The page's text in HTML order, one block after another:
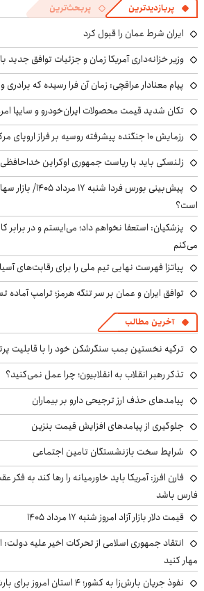
پربازدیدترین پربحث‌ترین
ایران شرط عمان را قبول کرد
وزیر خزانه‌داری آمریکا زمان و جزئیات توافق جدید با
پیام معنادار عراقچی: زمان آن فرا رسیده که برادری
تکان شدید قیمت محصولات ایران‌خودرو و سایپا امروز شنبه ۱۷
رزمایش ۱۰ جنگنده پیشرفته روسیه بر فراز اروپای مرکزی با مهمات واقعی
زلنسکی باید با ریاست جمهوری اوکراین
پیش‌بینی بورس فردا
است؟
پزشکیان: استعفا نخواهم داد؛ می‌ایستم و در
می‌کنم
پیاتزا فهرست نهایی تیم ملی را برای رقابت‌های
توافق ایران و عمان بر سر تنگه هرمز؛ ترامپ
آخرین مطالب
ترکیه نخستین بمب سنگرشکن خود را با قابلیت
تذکر رهبر انقلاب به انقلابیون؛ چرا عمل نمی‌کنید؟
پیامدهای حذف ارز ترجیحی دارو بر بیماران
جلوگیری از پیامدهای افزایش قیمت بنزین
شرایط سخت بازنشستگان تامین اجتماعی
فارن افرز: آمریکا باید خاورمیانه را رها کند به
فارس باشد
قیمت دلار بازار آزاد امروز شنبه ۱۷ مرداد ۱۴۰۵
انتقاد جمهوری اسلامی از تحرکات اخیر علیه
مهار کنید
نفوذ جریان بارش‌زا به کشور؛ ۴ استان امروز برای بارش باران آماده باشند